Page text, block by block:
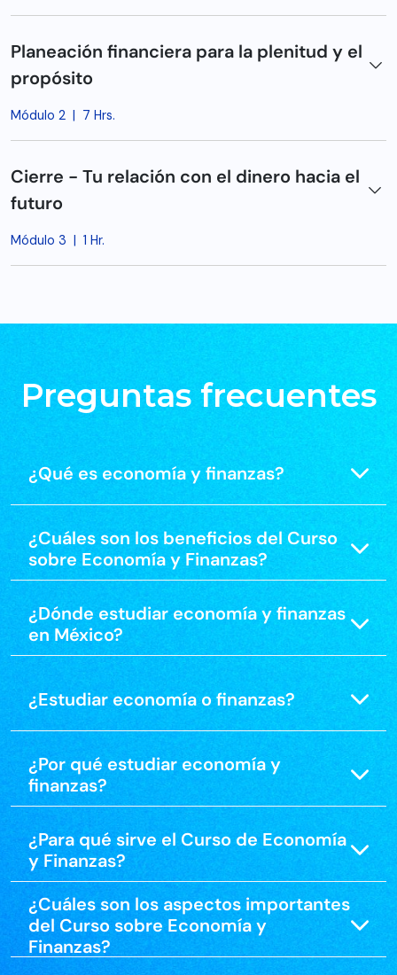
Planeación financiera para la plenitud y el
propósito
Módulo 2 | 7 Hrs.
Cierre - Tu relación con el dinero hacia el
futuro
Módulo 3 | 1 Hr.
Preguntas frecuentes
¿Qué es economía y finanzas?
¿Cuáles son los beneficios del Curso
sobre Economía y Finanzas?
¿Dónde estudiar economía y finanzas
en México?
¿Estudiar economía o finanzas?
¿Por qué estudiar economía y
finanzas?
¿Para qué sirve el Curso de Economía
y Finanzas?
¿Cuáles son los aspectos importantes
del Curso sobre Economía y
Finanzas?